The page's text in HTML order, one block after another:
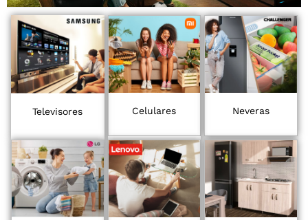
Televisores Celulares Neveras